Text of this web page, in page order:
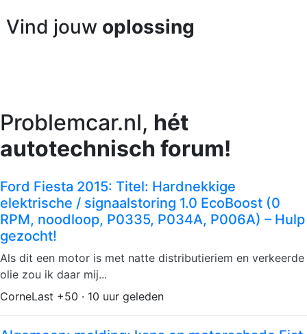
Vind jouw oplossing
Problemcar.nl, hét
autotechnisch forum!
Ford Fiesta 2015: ​Titel: Hardnekkige
elektrische / signaalstoring 1.0 EcoBoost (0
RPM, noodloop, P0335, P034A, P006A) – Hulp
gezocht!
Als dit een motor is met natte distributieriem en verkeerde
olie zou ik daar mij...
CorneLast +50 · 10 uur geleden